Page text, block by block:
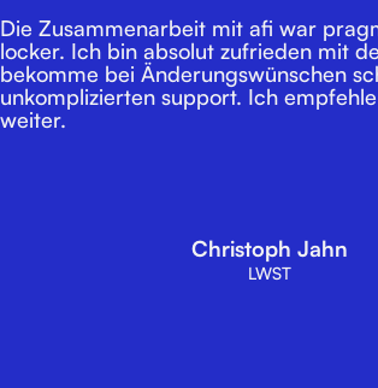
Die Zusammenarbeit mit afi war
locker. Ich bin absolut zufrieden mit
bekomme bei Änderungswünschen
unkomplizierten support. Ich
weiter.
Christoph Jahn
LWST